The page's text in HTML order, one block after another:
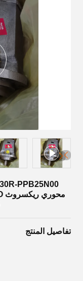
تفاصيل المنتج